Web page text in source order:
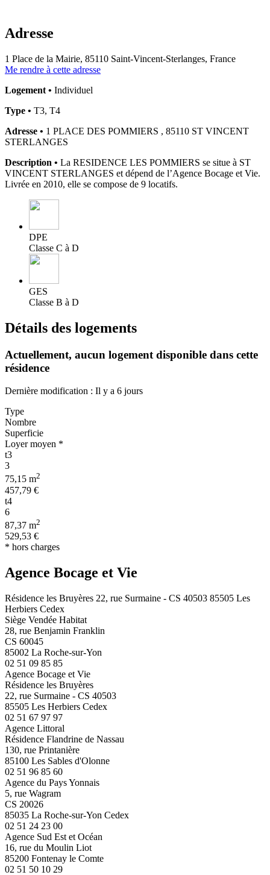
Adresse
1 Place de la Mairie, 85110 Saint-Vincent-Sterlanges, France
Me rendre à cette adresse
Logement • Individuel
Type • T3, T4
Adresse • 1 PLACE DES POMMIERS , 85110 ST VINCENT
STERLANGES
Description • La RESIDENCE LES POMMIERS se situe à ST
VINCENT STERLANGES et dépend de l’Agence Bocage et Vie.
Livrée en 2010, elle se compose de 9 locatifs.
DPE
Classe C à D
GES
Classe B à D
Détails des logements
Actuellement, aucun logement disponible dans cette
résidence
Dernière modification : Il y a 6 jours
Type
Nombre
Superficie
Loyer moyen *
t3
3
75,15 m2
457,79 €
t4
6
87,37 m2
529,53 €
* hors charges
Agence Bocage et Vie
Résidence les Bruyères 22, rue Surmaine - CS 40503 85505 Les
Herbiers Cedex
Siège Vendée Habitat
28, rue Benjamin Franklin
CS 60045
85002 La Roche-sur-Yon
02 51 09 85 85
Agence Bocage et Vie
Résidence les Bruyères
22, rue Surmaine - CS 40503
85505 Les Herbiers Cedex
02 51 67 97 97
Agence Littoral
Résidence Flandrine de Nassau
130, rue Printanière
85100 Les Sables d'Olonne
02 51 96 85 60
Agence du Pays Yonnais
5, rue Wagram
CS 20026
85035 La Roche-sur-Yon Cedex
02 51 24 23 00
Agence Sud Est et Océan
16, rue du Moulin Liot
85200 Fontenay le Comte
02 51 50 10 29